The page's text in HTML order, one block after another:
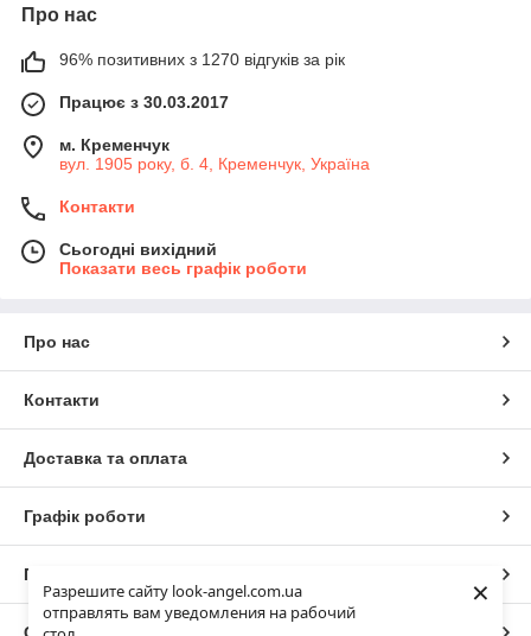
Разрешите сайту look-angel.com.ua
отправлять вам уведомления на рабочий
×
Про нас
96% позитивних з 1270 відгуків за рік
Працює з 30.03.2017
м. Кременчук
вул. 1905 року, б. 4, Кременчук, Україна
Контакти
Сьогодні вихідний
Показати весь графік роботи
Про нас
Контакти
Доставка та оплата
Графік роботи
Повна версія сайту